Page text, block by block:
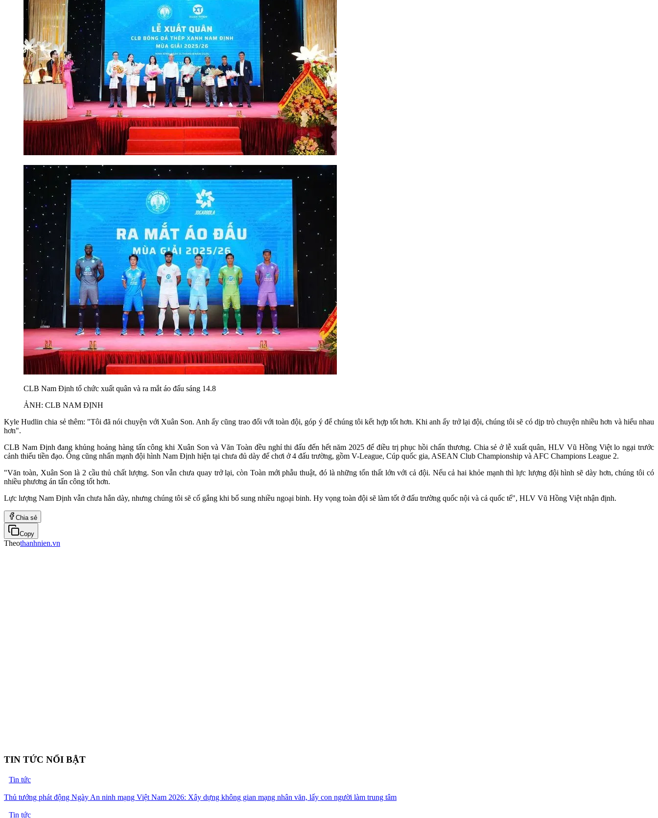
CLB Nam Định tổ chức xuất quân và ra mắt áo đấu sáng 14.8
ẢNH: CLB NAM ĐỊNH
Kyle Hudlin chia sẻ thêm: "Tôi đã nói chuyện với Xuân Son. Anh ấy cũng trao đổi với toàn đội, góp ý để chúng tôi kết hợp tốt hơn. Khi anh ấy trở lại đội, chúng tôi sẽ có dịp trò chuyện nhiều hơn và hiểu nhau
hơn".
CLB Nam Định đang khủng hoảng hàng tấn công khi Xuân Son và Văn Toàn đều nghỉ thi đấu đến hết năm 2025 để điều trị phục hồi chấn thương. Chia sẻ ở lễ xuất quân, HLV Vũ Hồng Việt lo ngại trước
cảnh thiếu tiền đạo. Ông cũng nhấn mạnh đội hình Nam Định hiện tại chưa đủ dày để chơi ở 4 đấu trường, gồm V-League, Cúp quốc gia, ASEAN Club Championship và AFC Champions League 2.
"Văn toàn, Xuân Son là 2 cầu thủ chất lượng. Son vẫn chưa quay trở lại, còn Toàn mới phẫu thuật, đó là những tổn thất lớn với cả đội. Nếu cả hai khỏe mạnh thì lực lượng đội hình sẽ dày hơn, chúng tôi có
nhiều phương án tấn công tốt hơn.
Lực lượng Nam Định vẫn chưa hẳn dày, nhưng chúng tôi sẽ cố gắng khi bổ sung nhiều ngoại binh. Hy vọng toàn đội sẽ làm tốt ở đấu trường quốc nội và cả quốc tế", HLV Vũ Hồng Việt nhận định.
Chia sẻ
Copy
Theothanhnien.vn
TIN TỨC NỔI BẬT
Tin tức
Thủ tướng phát động Ngày An ninh mạng Việt Nam 2026: Xây dựng không gian mạng nhân văn, lấy con người làm trung tâm
Tin tức